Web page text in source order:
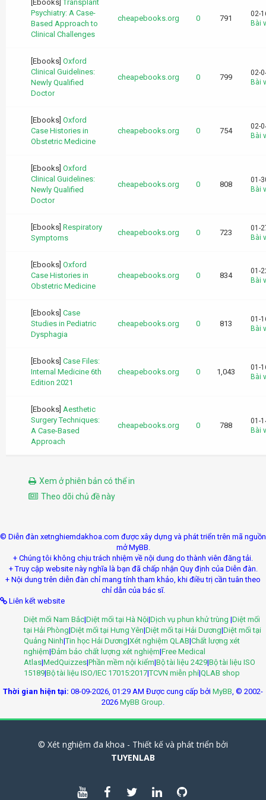
[Ebooks]Transplant
Psychiatry: A Case-
Based Approach to
Clinical Challenges
cheapebooks.org 0 791
02-
Bài
[Ebooks] Oxford
Clinical Guidelines:
Newly Qualified
Doctor
cheapebooks.org 0 799
02-
Bài
[Ebooks] Oxford
Case Histories in
Obstetric Medicine
cheapebooks.org 0 754
02-
Bài
[Ebooks] Oxford
Clinical Guidelines:
Newly Qualified
Doctor
cheapebooks.org 0 808
01-
Bài
[Ebooks] Respiratory
Symptoms
cheapebooks.org 0 723
01-
Bài
[Ebooks] Oxford
Case Histories in
Obstetric Medicine
cheapebooks.org 0 834
01-
Bài
[Ebooks] Case
Studies in Pediatric
Dysphagia
cheapebooks.org 0 813
01-
Bài
[Ebooks] Case Files:
Internal Medicine 6th
Edition 2021
cheapebooks.org 0 1,043
01-
Bài
[Ebooks] Aesthetic
Surgery Techniques:
A Case-Based
Approach
cheapebooks.org 0 788
01-
Bài
Xem ở phiên bản có thể in
Theo dõi chủ đề này
© Xét nghiệm đa khoa - Thiết kế và phát triển bởi
TUYENLAB
© Diễn đàn xetnghiemdakhoa.com được xây dựng và phát triển trên mã nguồn
mở MyBB.
+ Chúng tôi không chịu trách nhiệm về nội dung do thành viên đăng tải.
+ Truy cập website này nghĩa là bạn đã chấp nhận Quy định của Diễn đàn.
+ Nội dung trên diễn đàn chỉ mang tính tham khảo, khi điều trị cần tuân theo
chỉ dẫn của bác sĩ.
Liên kết website
Diệt mối Nam Bắc|Diệt mối tại Hà Nội|Dịch vụ phun khử trùng |Diệt mối
tại Hải Phòng|Diệt mối tại Hưng Yên|Diệt mối tại Hải Dương|Diệt mối tại
Quảng Ninh|Tin học Hải Dương|Xét nghiệm QLAB|Chất lượng xét
nghiệm|Đảm bảo chất lượng xét nghiệm|Free Medical
Atlas|MedQuizzes|Phần mềm nội kiểm|Bộ tài liệu 2429|Bộ tài liệu ISO
15189|Bộ tài liệu ISO/IEC 17015:2017|TCVN miễn phí|QLAB shop
Thời gian hiện tại: 08-09-2026, 01:29 AM Được cung cấp bởi MyBB, © 2002-
2026 MyBB Group.